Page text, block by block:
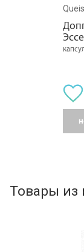
Товары из